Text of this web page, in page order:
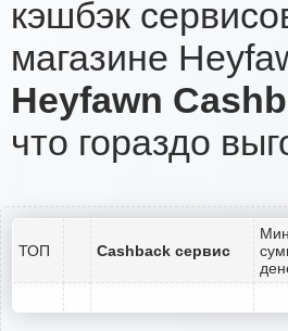
кэшбэк
магазине
Heyfawn
что гораздо
ТОП Cashback сервис